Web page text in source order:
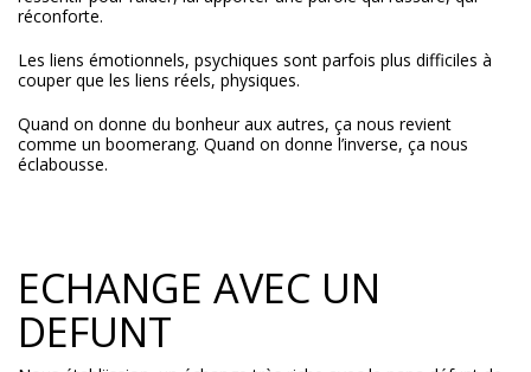
réconforte.
Les liens émotionnels, psychiques sont parfois plus difficiles à
couper que les liens réels, physiques.
Quand on donne du bonheur aux autres, ça nous revient
comme un boomerang. Quand on donne l’inverse, ça nous
éclabousse.
ECHANGE AVEC UN
DEFUNT